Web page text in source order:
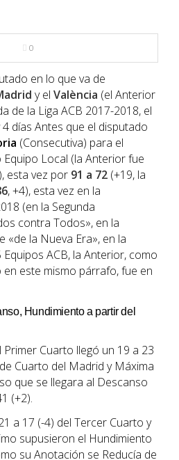
0
en lo que va de
y el València (el Anterior
de la Liga ACB 2017-2018, el
días Antes que el disputado
(Consecutiva) para el
Local (la Anterior fue
esta vez por 91 a 72 (+19, la
, +4), esta vez en la
(en la Segunda
contra Todos», en la
«de la Nueva Era», en la
ACB, la Anterior, como
este mismo párrafo, fue en
Hundimiento a partir del
Cuarto llegó un 19 a 23
Cuarto del Madrid y Máxima
que se llegara al Descanso
(+2).
a 17 (-4) del Tercer Cuarto y
supusieron el Hundimiento
su Anotación se Reducía de